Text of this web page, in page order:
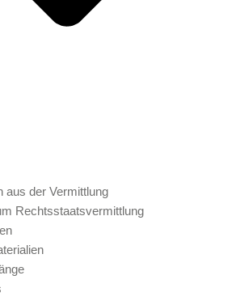
aus der Vermittlung
Rechtsstaatsvermittlung